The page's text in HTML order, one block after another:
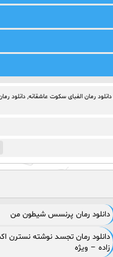
دانلود رمان الفبای سکوت عاشقانه, دانلود
دانلود رمان پرنسس شیطون من
دانلود رمان تجسد نوشته نسترن
زاده – ویژه